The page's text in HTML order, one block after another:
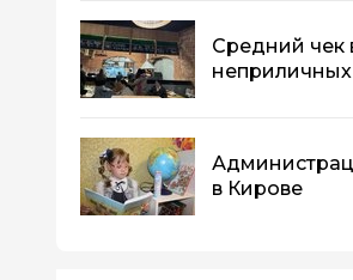
Средний чек
в Кирове